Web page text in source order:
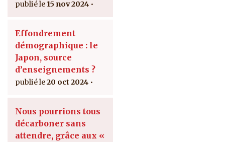
15 nov 2024
Effondrement
démographique : le
Japon, source
d’enseignements ?
20 oct 2024
Nous pourrions tous
décarboner sans
attendre, grâce aux «